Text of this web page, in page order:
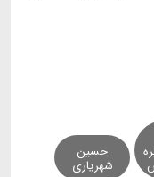
حسین
شهریاری